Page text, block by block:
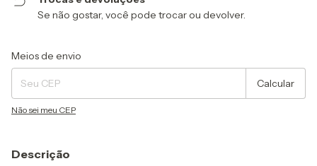
Se não gostar, você pode trocar ou devolver.
Entregas para o CEP:
Meios de envio
Calcular
Não sei meu CEP
Descrição